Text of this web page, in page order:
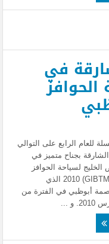
في
للعام الرابع على التوالي
بجناح متميز في
لسياحة الحوافز
والمؤتمرات (GIBTM) 2010 الذي
أبوظبي في الفترة من